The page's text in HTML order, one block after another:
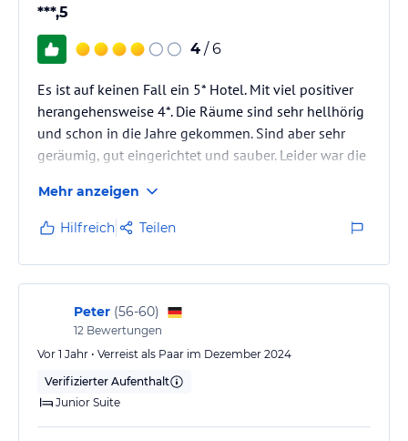
***,5
4 / 6
Es ist auf keinen Fall ein 5* Hotel. Mit viel positiver
herangehensweise 4*. Die Räume sind sehr hellhörig
und schon in die Jahre gekommen. Sind aber sehr
geräumig, gut eingerichtet und sauber. Leider war die
und auch erst auf Nachfrage mitgeteilt wurde. Das ist
schwach vom Hotel und von den
Vertriebsplattformen. Ich hätte, wenn ich es gewusst
hätte nicht dieses Hotel gebucht. Zu Wellnes gehört
Sauna.............Zur Wellness
Mehr anzeigen
Hilfreich Teilen
Peter (56-60)
12 Bewertungen
Vor 1 Jahr • Verreist als Paar im Dezember 2024
Verifizierter Aufenthalt
Junior Suite